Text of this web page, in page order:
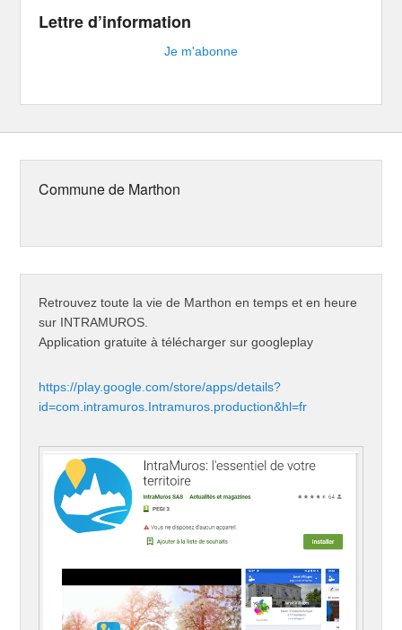
Lettre d’information
Je m'abonne
Commune de Marthon
Retrouvez toute la vie de Marthon en temps et en heure
sur INTRAMUROS.
Application gratuite à télécharger sur googleplay
https://play.google.com/store/apps/details?
id=com.intramuros.Intramuros.production&hl=fr